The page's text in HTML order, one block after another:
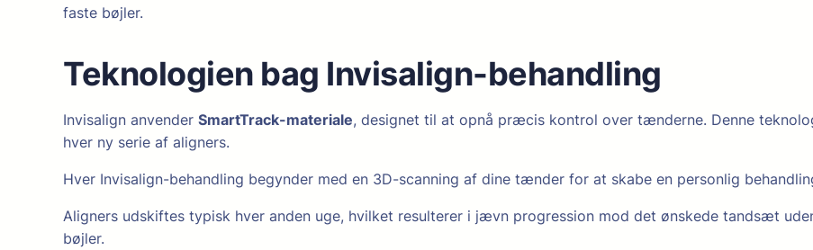
faste bøjler.
Teknologien bag Invisalign-behandling
Invisalign anvender SmartTrack-materiale, designet til at opnå præcis kontrol over tænderne. Denne
hver ny serie af aligners.
Hver Invisalign-behandling begynder med en 3D-scanning af dine tænder for at skabe en personlig
Aligners udskiftes typisk hver anden uge, hvilket resulterer i jævn progression mod det ønskede tandsæt
bøjler.